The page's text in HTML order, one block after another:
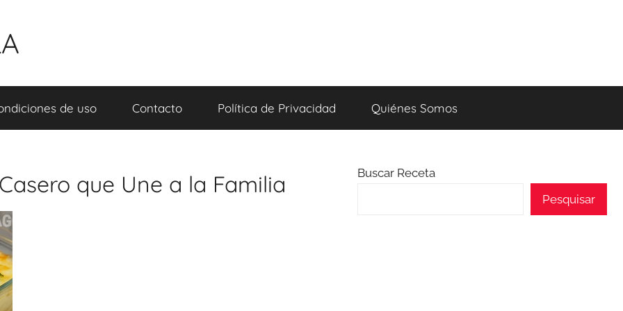
de uso Contacto Política de Privacidad Quiénes Somos
que Une a la Familia
Buscar Receta
Pesquisar